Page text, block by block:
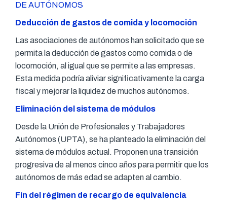
DE AUTÓNOMOS
Deducción de gastos de comida y locomoción
Las asociaciones de autónomos han solicitado que se
permita la deducción de gastos como comida o de
locomoción, al igual que se permite a las empresas.
Esta medida podría aliviar significativamente la carga
fiscal y mejorar la liquidez de muchos autónomos.
Eliminación del sistema de módulos
Desde la Unión de Profesionales y Trabajadores
Autónomos (UPTA), se ha planteado la eliminación del
sistema de módulos actual. Proponen una transición
progresiva de al menos cinco años para permitir que los
autónomos de más edad se adapten al cambio.
Fin del régimen de recargo de equivalencia